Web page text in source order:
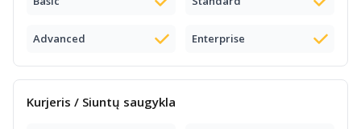
Advanced Enterprise
Kurjeris / Siuntų saugykla